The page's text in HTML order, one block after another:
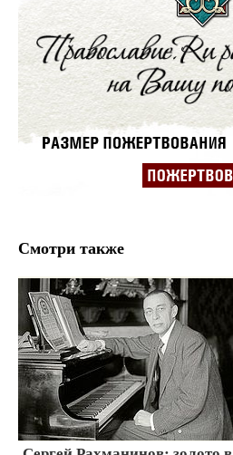
Смотри также